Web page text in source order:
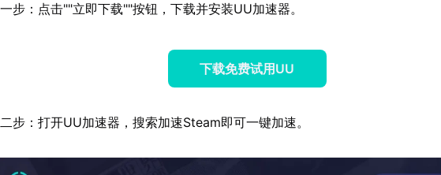
步：点击""立即下载""按钮，下载并安装UU加速器。
下载免费试用UU
步：打开UU加速器，搜索加速Steam即可一键加速。